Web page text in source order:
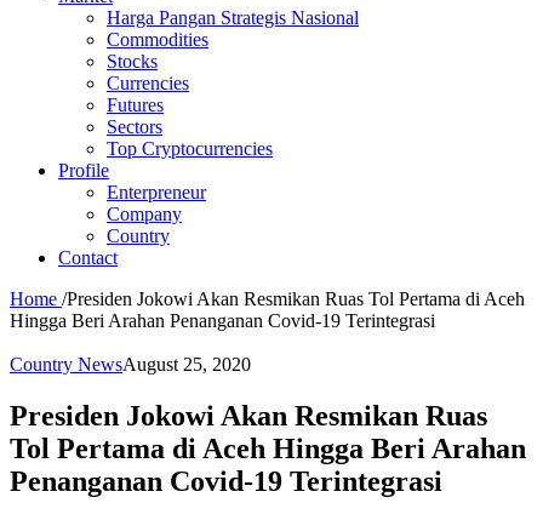
Harga Pangan Strategis Nasional
Commodities
Stocks
Currencies
Futures
Sectors
Top Cryptocurrencies
Profile
Enterpreneur
Company
Country
Contact
Home /Presiden Jokowi Akan Resmikan Ruas Tol Pertama di Aceh
Hingga Beri Arahan Penanganan Covid-19 Terintegrasi
Country NewsAugust 25, 2020
Presiden Jokowi Akan Resmikan Ruas
Tol Pertama di Aceh Hingga Beri Arahan
Penanganan Covid-19 Terintegrasi